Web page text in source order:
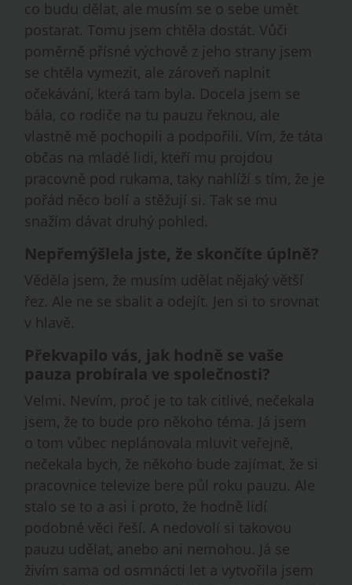
co budu dělat, ale musím se o sebe umět
postarat. Tomu jsem chtěla dostát. Vůči
poměrně přísné výchově z jeho strany jsem
se chtěla vymezit, ale zároveň naplnit
očekávání, která tam byla. Docela jsem se
bála, co rodiče na tu pauzu řeknou, ale
vlastně mě pochopili a podpořili. Vím, že táta
občas na mladé lidi, kteří mu projdou
pracovně pod rukama, taky nahlíží s tím, že je
pořád něco bolí a stěžují si. Tak se mu
snažím dávat druhý pohled.
Nepřemýšlela jste, že skončíte úplně?
Věděla jsem, že musím udělat nějaký větší
řez. Ale ne se sbalit a odejít. Jen si to srovnat
v hlavě.
Překvapilo vás, jak hodně se vaše
pauza probírala ve společnosti?
Velmi. Nevím, proč je to tak citlivé, nečekala
jsem, že to bude pro někoho téma. Já jsem
o tom vůbec neplánovala mluvit veřejně,
nečekala bych, že někoho bude zajímat, že si
pracovnice televize bere půl roku pauzu. Ale
stalo se to a asi i proto, že hodně lidí
podobné věci řeší. A nedovolí si takovou
pauzu udělat, anebo ani nemohou. Já se
živím sama od osmnácti let a vytvořila jsem